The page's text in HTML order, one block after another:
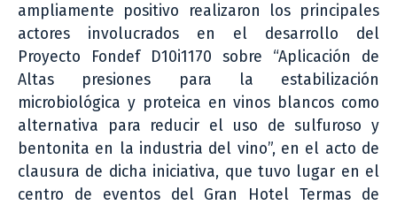
ampliamente positivo realizaron los principales
actores involucrados en el desarrollo del
Proyecto Fondef D10i1170 sobre “Aplicación de
Altas presiones para la estabilización
microbiológica y proteica en vinos blancos como
alternativa para reducir el uso de sulfuroso y
bentonita en la industria del vino”, en el acto de
clausura de dicha iniciativa, que tuvo lugar en el
centro de eventos del Gran Hotel Termas de